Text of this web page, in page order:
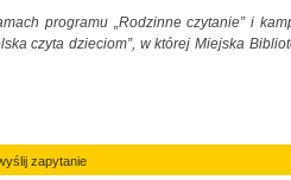
programu „Rodzinne czytanie” i
czyta dzieciom”, w której Miejska
zapytanie